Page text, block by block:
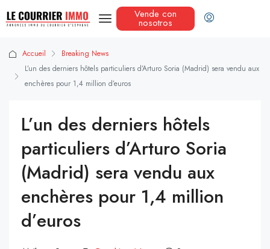
Vende con
nosotros
Accueil
Breaking News
L’un des derniers hôtels particuliers d’Arturo Soria (Madrid) sera vendu aux
enchères pour 1,4 million d’euros
L’un des derniers hôtels
particuliers d’Arturo Soria
(Madrid) sera vendu aux
enchères pour 1,4 million
d’euros